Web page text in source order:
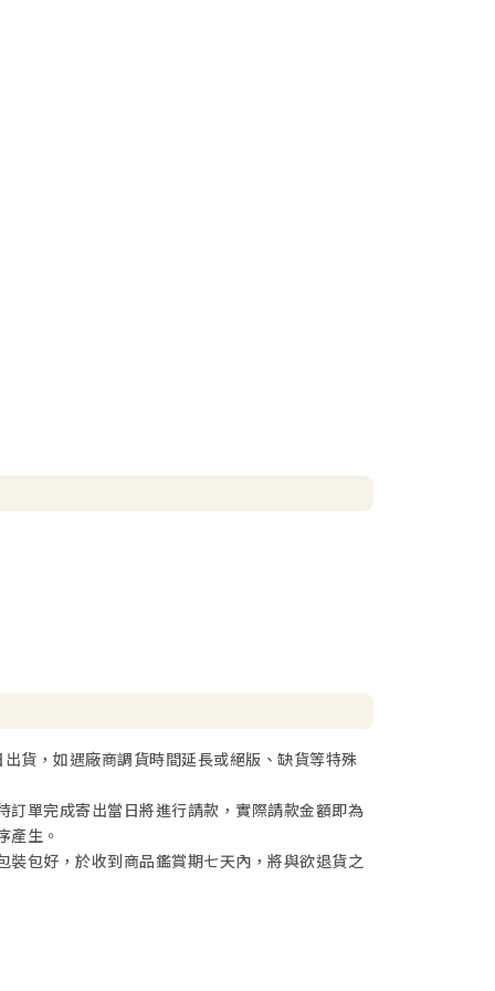
貨，如遇廠商調貨時間延長或絕版、缺貨等特殊
單完成寄出當日將進行請款，實際請款金額即為
產生。
包好，於收到商品鑑賞期七天內，將與欲退貨之